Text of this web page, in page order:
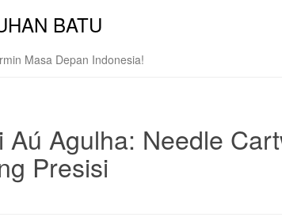
BATU
Masa Depan Indonesia!
Aú Agulha: Needle
Presisi